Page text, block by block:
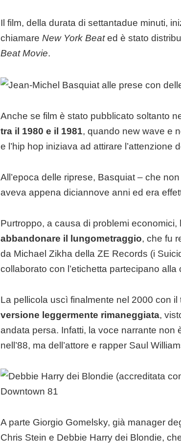
Il film, della durata di settantadue minuti,
chiamareNew York Beated è stato
Beat Movie.
Anche se film è stato pubblicato soltanto
tra il 1980 e il 1981, quando new wave e
e l’hip hop iniziava ad attirare l’attenzione
All’epoca delle riprese, Basquiat – che
aveva appena diciannove anni ed era
Purtroppo, a causa di problemi economici,
abbandonare il lungometraggio, che fu
da Michael Zikha della ZE Records (i
collaborato con l’etichetta partecipano alla
La pellicola uscì finalmente nel 2000 con
versione leggermente rimaneggiata,
andata persa. Infatti, la voce narrante non
nell’88, ma dell’attore e rapper Saul
A parte Giorgio Gomelsky, già manager
Chris Stein e Debbie Harry dei Blondie,